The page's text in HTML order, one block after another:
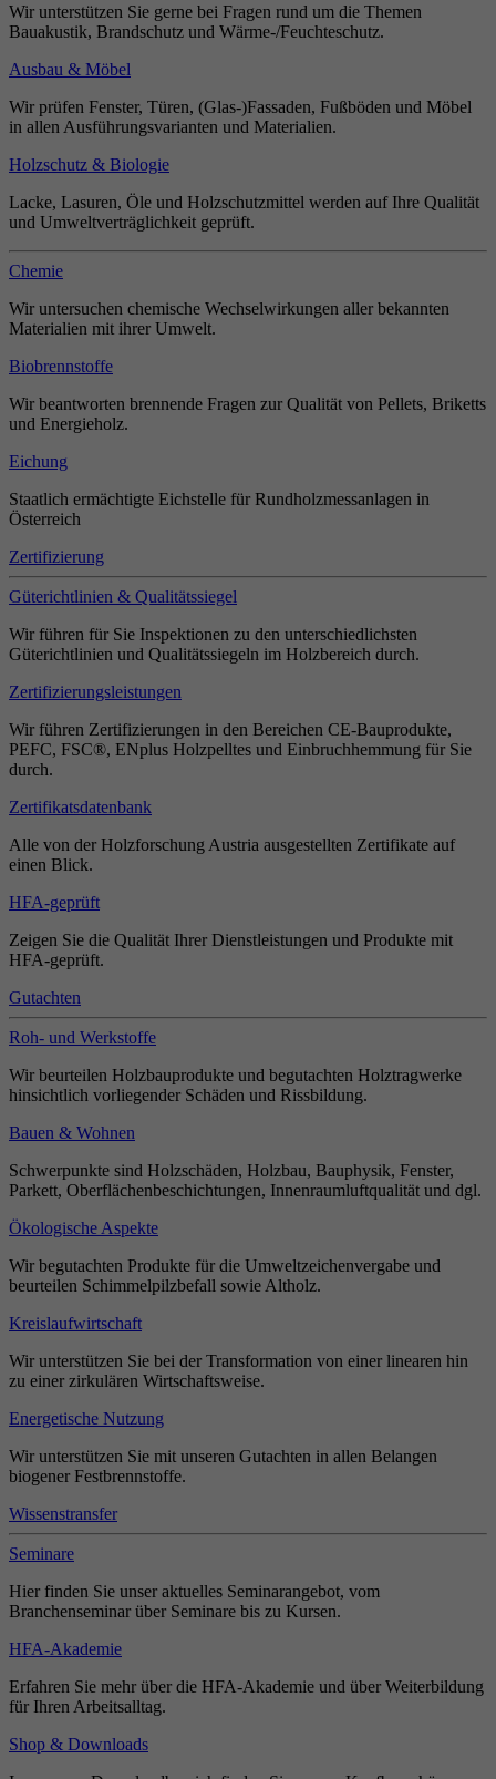
Wir unterstützen Sie gerne bei Fragen rund um die Themen
Bauakustik, Brandschutz und Wärme-/Feuchteschutz.
Ausbau & Möbel
Wir prüfen Fenster, Türen, (Glas-)Fassaden, Fußböden und Möbel
in allen Ausführungsvarianten und Materialien.
Holzschutz & Biologie
Lacke, Lasuren, Öle und Holzschutzmittel werden auf Ihre Qualität
und Umweltverträglichkeit geprüft.
Chemie
Wir untersuchen chemische Wechselwirkungen aller bekannten
Materialien mit ihrer Umwelt.
Biobrennstoffe
Wir beantworten brennende Fragen zur Qualität von Pellets, Briketts
und Energieholz.
Eichung
Staatlich ermächtigte Eichstelle für Rundholzmessanlagen in
Österreich
Zertifizierung
Güterichtlinien & Qualitätssiegel
Wir führen für Sie Inspektionen zu den unterschiedlichsten
Güterichtlinien und Qualitätssiegeln im Holzbereich durch.
Zertifizierungsleistungen
Wir führen Zertifizierungen in den Bereichen CE-Bauprodukte,
PEFC, FSC®, ENplus Holzpelltes und Einbruchhemmung für Sie
durch.
Zertifikatsdatenbank
Alle von der Holzforschung Austria ausgestellten Zertifikate auf
einen Blick.
HFA-geprüft
Zeigen Sie die Qualität Ihrer Dienstleistungen und Produkte mit
HFA-geprüft.
Gutachten
Roh- und Werkstoffe
Wir beurteilen Holzbauprodukte und begutachten Holztragwerke
hinsichtlich vorliegender Schäden und Rissbildung.
Bauen & Wohnen
Schwerpunkte sind Holzschäden, Holzbau, Bauphysik, Fenster,
Parkett, Oberflächenbeschichtungen, Innenraumluftqualität und dgl.
Ökologische Aspekte
Wir begutachten Produkte für die Umweltzeichenvergabe und
beurteilen Schimmelpilzbefall sowie Altholz.
Kreislaufwirtschaft
Wir unterstützen Sie bei der Transformation von einer linearen hin
zu einer zirkulären Wirtschaftsweise.
Energetische Nutzung
Wir unterstützen Sie mit unseren Gutachten in allen Belangen
biogener Festbrennstoffe.
Wissenstransfer
Seminare
Hier finden Sie unser aktuelles Seminarangebot, vom
Branchenseminar über Seminare bis zu Kursen.
HFA-Akademie
Erfahren Sie mehr über die HFA-Akademie und über Weiterbildung
für Ihren Arbeitsalltag.
Shop & Downloads